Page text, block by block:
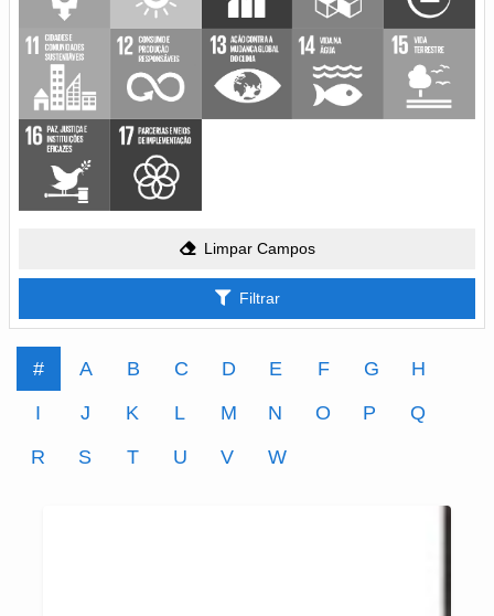
Limpar Campos
Filtrar
# A B C D E F G
H
I
J K L M N O P
Q
R
S T U V W